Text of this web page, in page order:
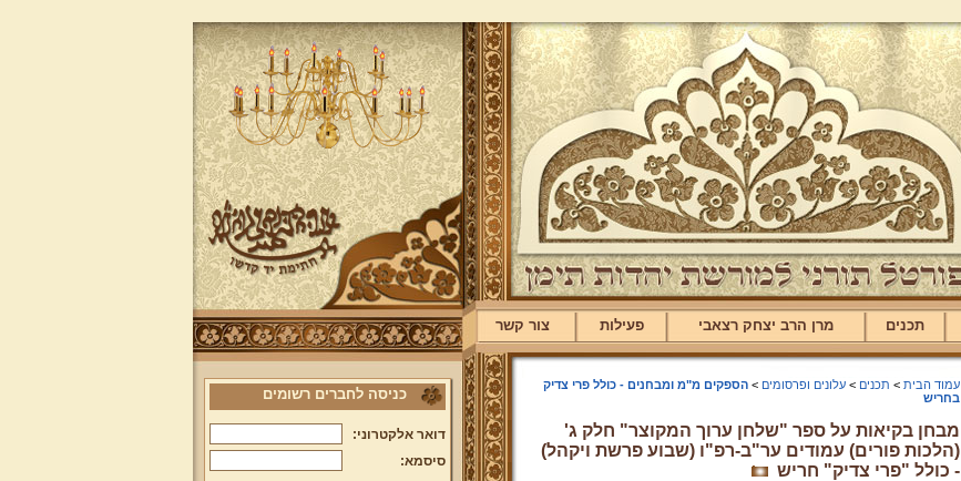
תכנים מרן הרב יצחק רצאבי פעילות צור קשר
עמוד הבית > תכנים >עלונים ופרסומים >הספקים מ"מ ומבחנים - כולל פרי צדיק
בחריש
מבחן בקיאות על ספר "שלחן ערוך המקוצר" חלק ג'
(הלכות פורים) עמודים ער"ב-רפ"ו (שבוע פרשת ויקהל)
- כולל "פרי צדיק" חריש
כניסה לחברים רשומים
דואר אלקטרוני:
סיסמא: